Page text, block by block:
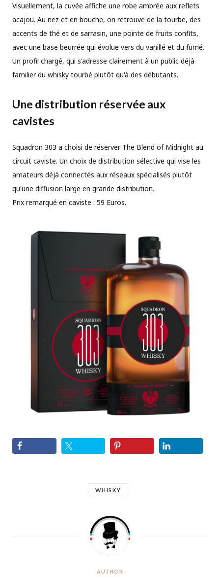
Visuellement, la cuvée affiche une robe ambrée aux reflets
acajou. Au nez et en bouche, on retrouve de la tourbe, des
accents de thé et de sarrasin, une pointe de fruits confits,
avec une base beurrée qui évolue vers du vanillé et du fumé.
Un profil chargé, qui s'adresse clairement à un public déjà
familier du whisky tourbé plutôt qu'à des débutants.
Une distribution réservée aux
cavistes
Squadron 303 a choisi de réserver The Blend of Midnight au
circuit caviste. Un choix de distribution sélective qui vise les
amateurs déjà connectés aux réseaux spécialisés plutôt
qu'une diffusion large en grande distribution.
Prix remarqué en caviste : 59 Euros.
WHISKY
AUTHOR